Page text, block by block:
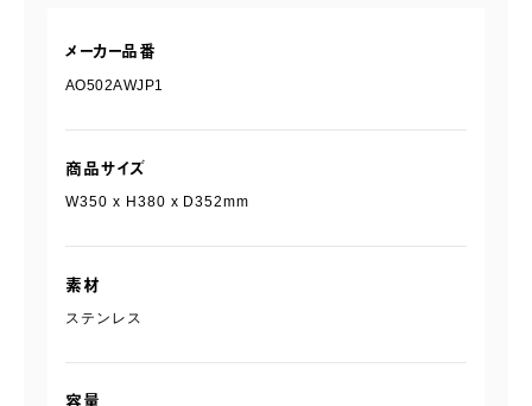
メーカー品番
AO502AWJP1
商品サイズ
W350 x H380 x D352mm
素材
ステンレス
容量